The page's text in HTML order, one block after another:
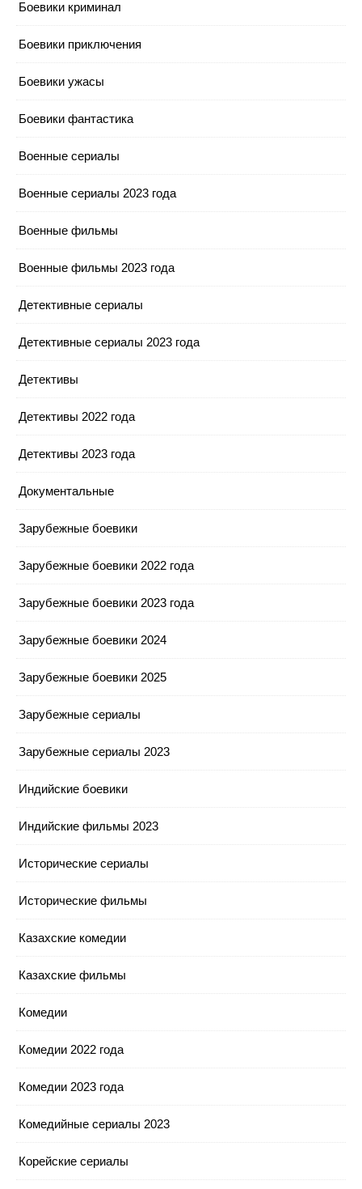
Боевики криминал
Боевики приключения
Боевики ужасы
Боевики фантастика
Военные сериалы
Военные сериалы 2023 года
Военные фильмы
Военные фильмы 2023 года
Детективные сериалы
Детективные сериалы 2023 года
Детективы
Детективы 2022 года
Детективы 2023 года
Документальные
Зарубежные боевики
Зарубежные боевики 2022 года
Зарубежные боевики 2023 года
Зарубежные боевики 2024
Зарубежные боевики 2025
Зарубежные сериалы
Зарубежные сериалы 2023
Индийские боевики
Индийские фильмы 2023
Исторические сериалы
Исторические фильмы
Казахские комедии
Казахские фильмы
Комедии
Комедии 2022 года
Комедии 2023 года
Комедийные сериалы 2023
Корейские сериалы